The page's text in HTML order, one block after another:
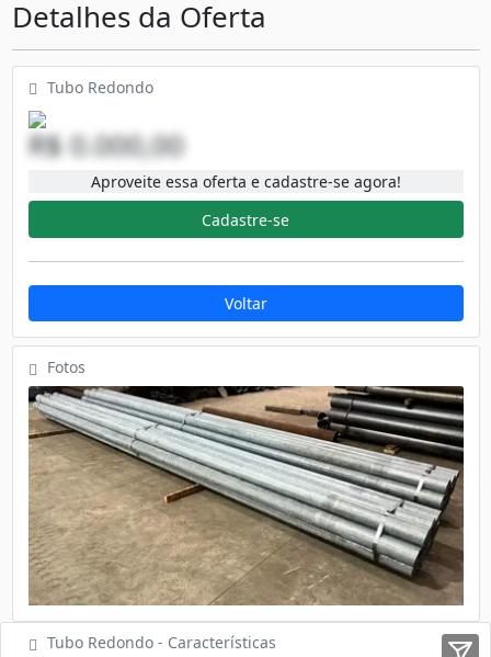
Detalhes da Oferta
Tubo Redondo
R$ 0.000,00
Aproveite essa oferta e cadastre-se agora!
Cadastre-se
Voltar
Fotos
Tubo Redondo - Características